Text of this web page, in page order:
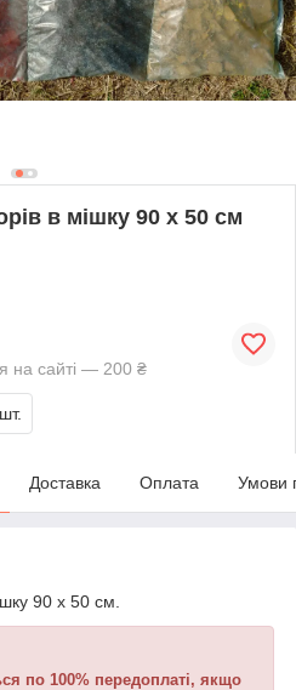
в мішку 90 х 50 см
на сайті — 200 ₴
Доставка Оплата Умови
90 х 50 см.
по 100% передоплаті, якщо